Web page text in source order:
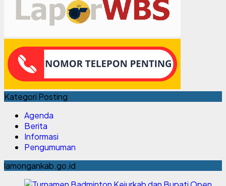
Kategori Posting
Agenda
Berita
Informasi
Pengumuman
lamongankab.go.id